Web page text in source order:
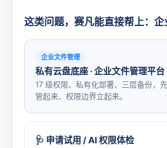
这类问题，赛凡能直接帮上：
企业文件管理
私有云盘底座 · 企业文件管理平台
17 级权限、私有化部署、三层备份，
管起来、权限边界立起来。
🩺 申请试用 / AI 权限体检